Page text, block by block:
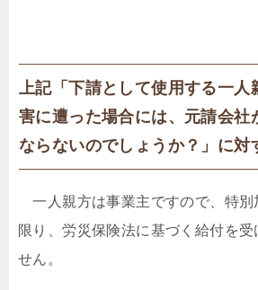
上記「下請として使用する一人
害に遭った場合には、元請会社
ならないのでしょうか？」に対
一人親方は事業主ですので、特別
限り、労災保険法に基づく給付を受
せん。